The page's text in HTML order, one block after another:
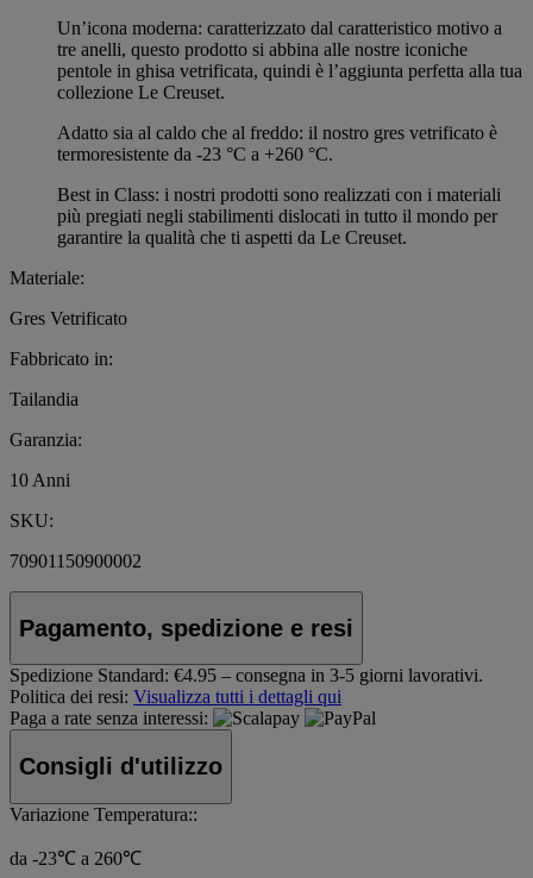
Un’icona moderna: caratterizzato dal caratteristico motivo a
tre anelli, questo prodotto si abbina alle nostre iconiche
pentole in ghisa vetrificata, quindi è l’aggiunta perfetta alla tua
collezione Le Creuset.
Adatto sia al caldo che al freddo: il nostro gres vetrificato è
termoresistente da -23 °C a +260 °C.
Best in Class: i nostri prodotti sono realizzati con i materiali
più pregiati negli stabilimenti dislocati in tutto il mondo per
garantire la qualità che ti aspetti da Le Creuset.
Materiale:
Gres Vetrificato
Fabbricato in:
Tailandia
Garanzia:
10 Anni
SKU:
70901150900002
Pagamento, spedizione e resi
Spedizione Standard: €4.95 – consegna in 3-5 giorni lavorativi.
Politica dei resi: Visualizza tutti i dettagli qui
Paga a rate senza interessi:
Consigli d'utilizzo
Variazione Temperatura::
da -23℃ a 260℃